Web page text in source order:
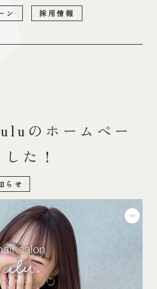
のホームペー
た！
らせ
ン 採用情報